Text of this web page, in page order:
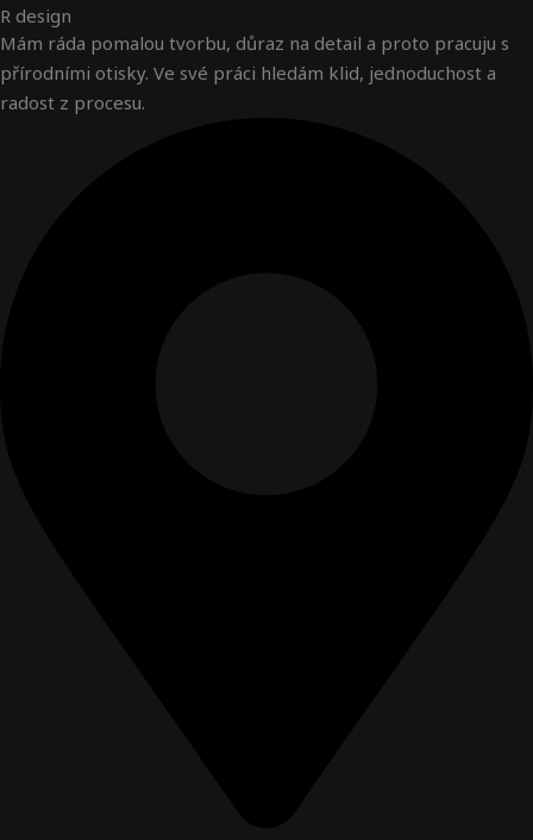
R design
Mám ráda pomalou tvorbu, důraz na detail a proto pracuju s
přírodními otisky. Ve své práci hledám klid, jednoduchost a
radost z procesu.